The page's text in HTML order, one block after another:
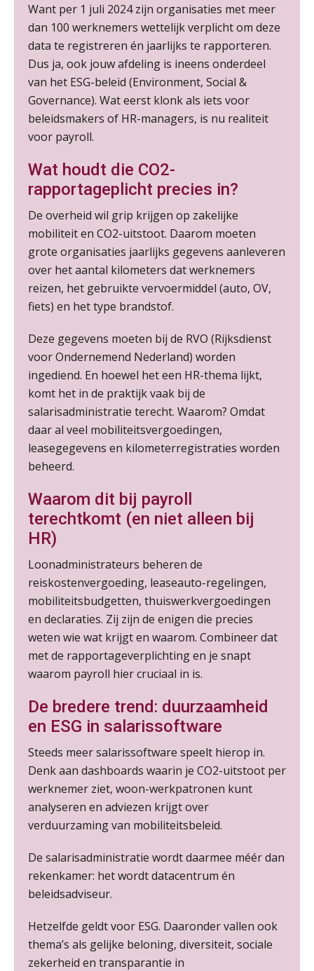
Want per 1 juli 2024 zijn organisaties met meer
dan 100 werknemers wettelijk verplicht om deze
data te registreren én jaarlijks te rapporteren.
Dus ja, ook jouw afdeling is ineens onderdeel
van het ESG-beleid (Environment, Social &
Governance). Wat eerst klonk als iets voor
beleidsmakers of HR-managers, is nu realiteit
voor payroll.
Wat houdt die CO2-
rapportageplicht precies in?
De overheid wil grip krijgen op zakelijke
mobiliteit en CO2-uitstoot. Daarom moeten
grote organisaties jaarlijks gegevens aanleveren
over het aantal kilometers dat werknemers
reizen, het gebruikte vervoermiddel (auto, OV,
fiets) en het type brandstof.
Deze gegevens moeten bij de RVO (Rijksdienst
voor Ondernemend Nederland) worden
ingediend. En hoewel het een HR-thema lijkt,
komt het in de praktijk vaak bij de
salarisadministratie terecht. Waarom? Omdat
daar al veel mobiliteitsvergoedingen,
leasegegevens en kilometerregistraties worden
beheerd.
Waarom dit bij payroll
terechtkomt (en niet alleen bij
HR)
Loonadministrateurs beheren de
reiskostenvergoeding, leaseauto-regelingen,
mobiliteitsbudgetten, thuiswerkvergoedingen
en declaraties. Zij zijn de enigen die precies
weten wie wat krijgt en waarom. Combineer dat
met de rapportageverplichting en je snapt
waarom payroll hier cruciaal in is.
De bredere trend: duurzaamheid
en ESG in salarissoftware
Steeds meer salarissoftware speelt hierop in.
Denk aan dashboards waarin je CO2-uitstoot per
werknemer ziet, woon-werkpatronen kunt
analyseren en adviezen krijgt over
verduurzaming van mobiliteitsbeleid.
De salarisadministratie wordt daarmee méér dan
rekenkamer: het wordt datacentrum én
beleidsadviseur.
Hetzelfde geldt voor ESG. Daaronder vallen ook
thema’s als gelijke beloning, diversiteit, sociale
zekerheid en transparantie in
07
AUG
Lonen in de Jaarrekening (NIRPA PE)
Markus Verbeek Praehep
11
AUG
Markus Verbeek Praehep
14
AUG
HBO Programma Manager Payroll Services & Benefits
Markus Verbeek Praehep
17
AUG
Module Arbeidsrecht en Sociale Zekerheid VPS
Markus Verbeek Praehep
20
Module Loonheffingen PDL
Markus Verbeek Praehep
24
AUG
Module Loonheffingen VPS
Markus Verbeek Praehep
24
25
AUG
Summercourse: Kiezen en loslaten & een mindset die kansen ziet en vertrouwen geeft
25
AUG
MOCuitgevers
25
MOCuitgevers
AUG
MOCuitgevers
25
AUG
MOCuitgevers
25
AUG
Summercourse Internationaal/grensoverschrijdend werken
MOCuitgevers
26
AUG
Opfriscursus PDL (NIRPA PE)
Markus Verbeek Praehep
AUG
MOCuitgevers